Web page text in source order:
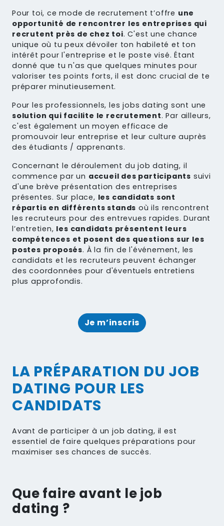
Pour toi, ce mode de recrutement t’offre une
opportunité de rencontrer les entreprises qui
recrutent près de chez toi. C'est une chance
unique où tu peux dévoiler ton habileté et ton
intérêt pour l'entreprise et le poste visé. Étant
donné que tu n'as que quelques minutes pour
valoriser tes points forts, il est donc crucial de te
préparer minutieusement.
Pour les professionnels, les jobs dating sont une
solution qui facilite le recrutement. Par ailleurs,
c'est également un moyen efficace de
promouvoir leur entreprise et leur culture auprès
des étudiants / apprenants.
Concernant le déroulement du job dating, il
commence par un accueil des participants suivi
d'une brève présentation des entreprises
présentes. Sur place, les candidats sont
répartis en différents stands où ils rencontrent
les recruteurs pour des entrevues rapides. Durant
l’entretien, les candidats présentent leurs
compétences et posent des questions sur les
postes proposés. À la fin de l'événement, les
candidats et les recruteurs peuvent échanger
des coordonnées pour d'éventuels entretiens
plus approfondis.
Je m’inscris
LA PRÉPARATION DU JOB
DATING POUR LES
CANDIDATS
Avant de participer à un job dating, il est
essentiel de faire quelques préparations pour
maximiser ses chances de succès.
Que faire avant le job
dating ?